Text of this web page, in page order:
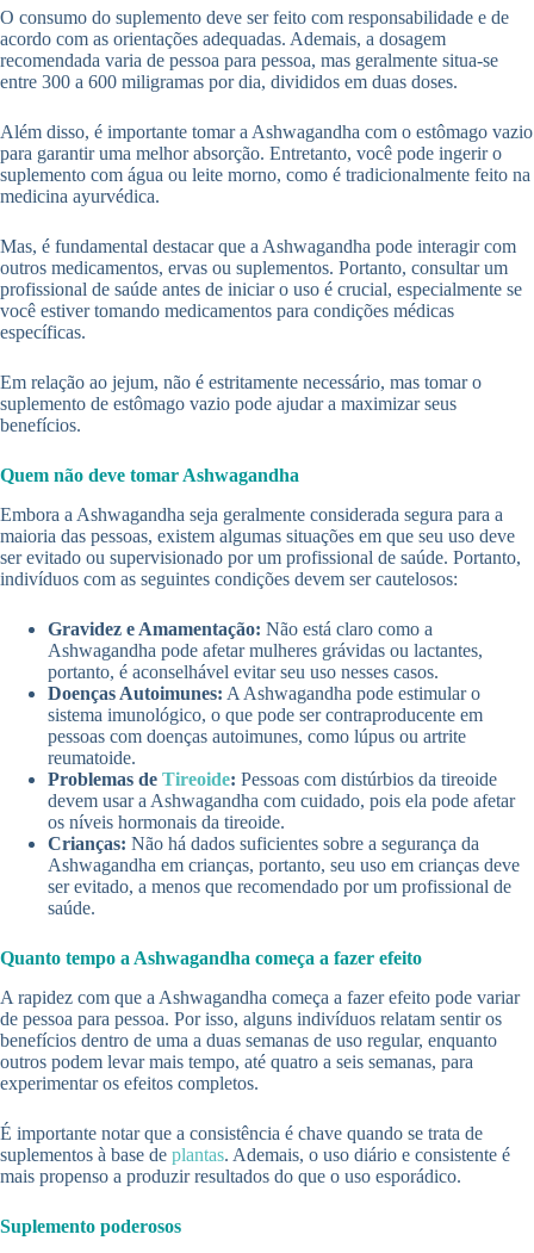
O consumo do suplemento deve ser feito com responsabilidade e de
acordo com as orientações adequadas. Ademais, a dosagem
recomendada varia de pessoa para pessoa, mas geralmente situa-se
entre 300 a 600 miligramas por dia, divididos em duas doses.
Além disso, é importante tomar a Ashwagandha com o estômago vazio
para garantir uma melhor absorção. Entretanto, você pode ingerir o
suplemento com água ou leite morno, como é tradicionalmente feito na
medicina ayurvédica.
Mas, é fundamental destacar que a Ashwagandha pode interagir com
outros medicamentos, ervas ou suplementos. Portanto, consultar um
profissional de saúde antes de iniciar o uso é crucial, especialmente se
você estiver tomando medicamentos para condições médicas
específicas.
Em relação ao jejum, não é estritamente necessário, mas tomar o
suplemento de estômago vazio pode ajudar a maximizar seus
benefícios.
Quem não deve tomar Ashwagandha
Embora a Ashwagandha seja geralmente considerada segura para a
maioria das pessoas, existem algumas situações em que seu uso deve
ser evitado ou supervisionado por um profissional de saúde. Portanto,
indivíduos com as seguintes condições devem ser cautelosos:
Gravidez e Amamentação: Não está claro como a
Ashwagandha pode afetar mulheres grávidas ou lactantes,
portanto, é aconselhável evitar seu uso nesses casos.
Doenças Autoimunes: A Ashwagandha pode estimular o
sistema imunológico, o que pode ser contraproducente em
pessoas com doenças autoimunes, como lúpus ou artrite
reumatoide.
Problemas de Tireoide: Pessoas com distúrbios da tireoide
devem usar a Ashwagandha com cuidado, pois ela pode afetar
os níveis hormonais da tireoide.
Crianças: Não há dados suficientes sobre a segurança da
Ashwagandha em crianças, portanto, seu uso em crianças deve
ser evitado, a menos que recomendado por um profissional de
saúde.
Quanto tempo a Ashwagandha começa a fazer efeito
A rapidez com que a Ashwagandha começa a fazer efeito pode variar
de pessoa para pessoa. Por isso, alguns indivíduos relatam sentir os
benefícios dentro de uma a duas semanas de uso regular, enquanto
outros podem levar mais tempo, até quatro a seis semanas, para
experimentar os efeitos completos.
É importante notar que a consistência é chave quando se trata de
suplementos à base de plantas. Ademais, o uso diário e consistente é
mais propenso a produzir resultados do que o uso esporádico.
Suplemento poderosos